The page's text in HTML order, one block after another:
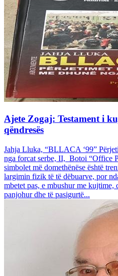
Ajete Zogaj: Testament i
qëndresës
Jahja Lluka, “BLLACA ‘99”
nga forcat serbe, II, Botoi “Office
simbolet më domethënëse është
largimin fizik të të dëbuarve, por
mbetet pas, e mbushur me kujtime,
panjohur dhe të pasigurtë...